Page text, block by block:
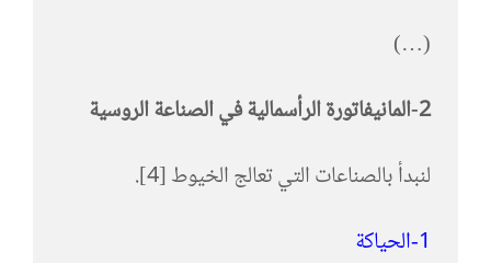
(…)
2-المانيفاتورة الرأسمالية في الصناعة الروسية
لنبدأ بالصناعات التي تعالج الخيوط [4].
1-الحياكة